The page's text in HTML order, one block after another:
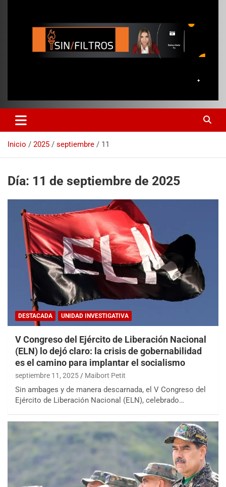
Inicio 2025 septiembre 11
Día: 11 de septiembre de 2025
DESTACADA UNIDAD INVESTIGATIVA
V Congreso del Ejército de Liberación Nacional
(ELN) lo dejó claro: la crisis de gobernabilidad
es el camino para implantar el socialismo
septiembre 11, 2025 Maibort Petit
Sin ambages y de manera descarnada, el V Congreso del
Ejército de Liberación Nacional (ELN), celebrado…